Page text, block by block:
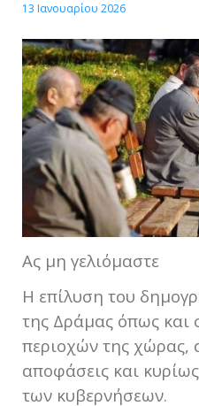
13 Ιανουαρίου 2026
Ας μη γελιόμαστε
Η επίλυση του
της Δράμας όπως και
περιοχών της χώρας,
αποφάσεις και
των κυβερνήσεων.